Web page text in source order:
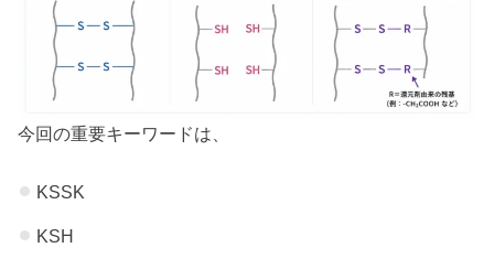
今回の重要キーワードは、
KSSK
KSH